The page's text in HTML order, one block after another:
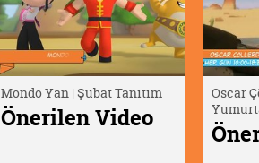
Oscar Çöllerde🦎 | Timsah
Yumurtası
Önerilen Video
Bizim
Oyunu